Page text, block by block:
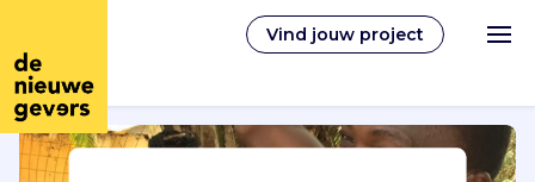
Vind jouw project